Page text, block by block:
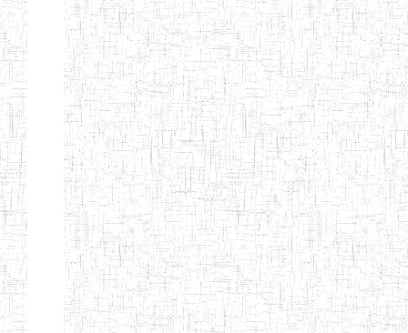
Etablissements
d'enseignement
normal
ENI